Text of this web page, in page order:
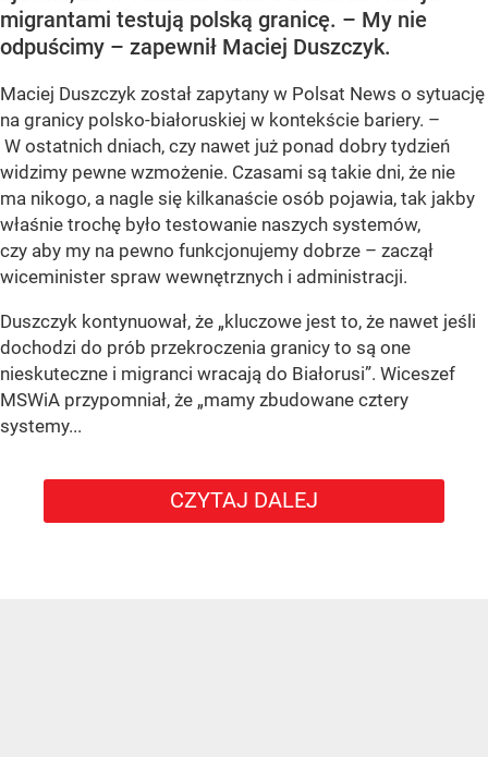
migrantami testują polską granicę. – My nie
odpuścimy – zapewnił Maciej Duszczyk.
Maciej Duszczyk został zapytany w Polsat News o sytuację
na granicy polsko-białoruskiej w kontekście bariery. –
W ostatnich dniach, czy nawet już ponad dobry tydzień
widzimy pewne wzmożenie. Czasami są takie dni, że nie
ma nikogo, a nagle się kilkanaście osób pojawia, tak jakby
właśnie trochę było testowanie naszych systemów,
czy aby my na pewno funkcjonujemy dobrze – zaczął
wiceminister spraw wewnętrznych i administracji.
Duszczyk kontynuował, że „kluczowe jest to, że nawet jeśli
dochodzi do prób przekroczenia granicy to są one
nieskuteczne i migranci wracają do Białorusi”. Wiceszef
MSWiA przypomniał, że „mamy zbudowane cztery
systemy...
CZYTAJ DALEJ